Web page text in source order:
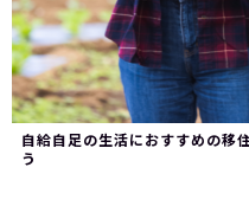
自給自足の生活におすすめの移
う